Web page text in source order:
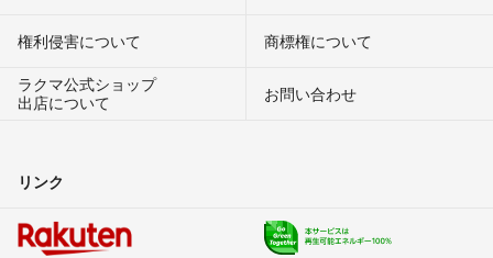
権利侵害について
商標権について
ラクマ公式ショップ
出店について
お問い合わせ
リンク